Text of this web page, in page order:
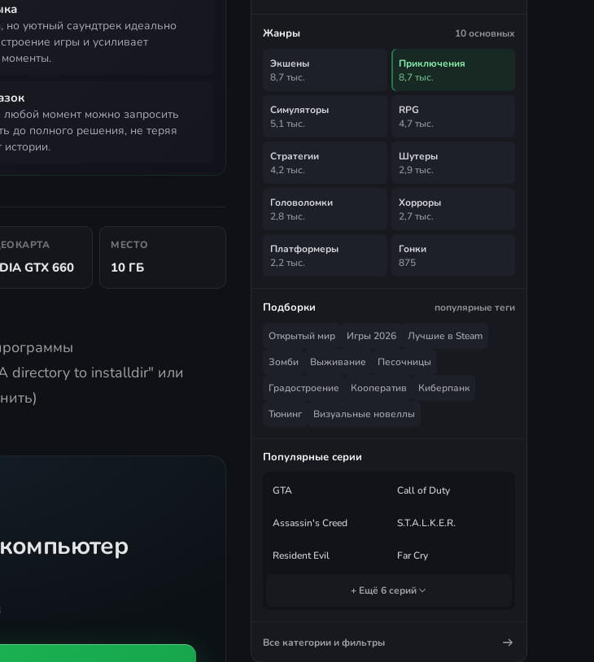
игры и усиливает
до полного решения, не теряя
истории.
GTX 660
МЕСТО
10 ГБ
directory to installdir" или
Жанры 10 основных
Экшены
8,7 тыс.
Приключения
8,7 тыс.
Симуляторы
5,1 тыс.
RPG
4,7 тыс.
Стратегии
4,2 тыс.
Шутеры
2,9 тыс.
Головоломки
2,8 тыс.
Хорроры
2,7 тыс.
Платформеры
2,2 тыс.
Гонки
875
Подборки популярные теги
Открытый мир Игры 2026
Лучшие в Steam
Зомби
Выживание
Песочницы
Градостроение
Кооператив
Киберпанк
Тюнинг
Визуальные новеллы
Популярные серии
GTA Call of Duty
Assassin's Creed S.T.A.L.K.E.R.
Resident Evil Far Cry
+ Ещё 6 серий
Все категории и фильтры